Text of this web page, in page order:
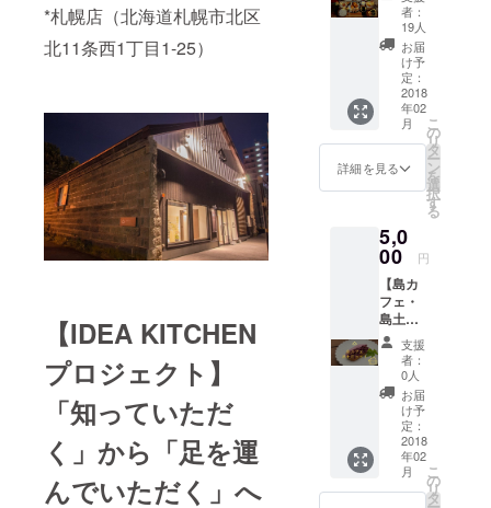
*札幌店（北海道札幌市北区
北11条西1丁目1-25）
【IDEA KITCHEN
プロジェクト】
「知っていただ
く」から「足を運
んでいただく」へ
像はイ
メージ
です。
実際の
内容と
は異な
りま
す。
土産
セット
2回券】
離島
キッチ
ンの昼
の看板
ニュー
「島め
ぐりラ
ンチ御
食事
券、お
得な2回
券で
す。 パ
トロン
限定、
ワンド
リンク
と島の
お土産
付き！
■有効期
限
2018年
4月30日
者：
19人
お届
け予
定：
2018
年02
月
詳細を見る
こ
の
リ
タ
ー
ン
を
選
択
す
る
5,0
00 円
【島カ
フェ・
島土産
セット
5回券】
島の飲
み物と
おやつ
のカ
フェ
セット
のため
のお食
支援
者：
0人
お届
け予
定：
2018
年02
月
こ
の
リ
タ